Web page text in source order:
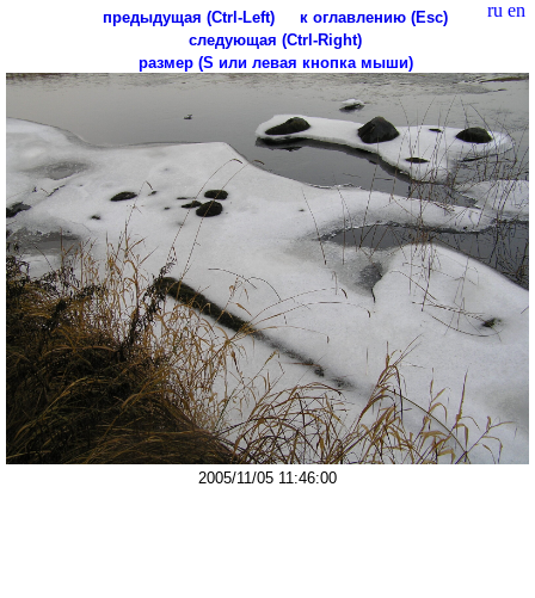
ru en
предыдущая (Ctrl-Left)
к оглавлению (Esc)
следующая (Ctrl-Right)
размер (S или левая кнопка мыши)
2005/11/05 11:46:00